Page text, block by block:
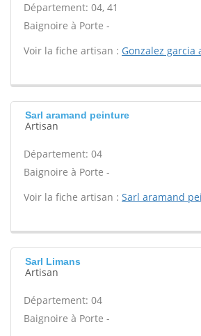
Département: 04, 41
Baignoire à Porte -
Voir la fiche artisan : Gonzalez garcia
Sarl aramand peinture
Artisan
Département: 04
Baignoire à Porte -
Voir la fiche artisan : Sarl aramand
Sarl Limans
Artisan
Département: 04
Baignoire à Porte -